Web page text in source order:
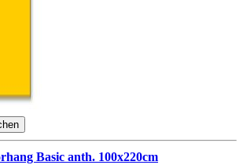
Basic anth. 100x220cm